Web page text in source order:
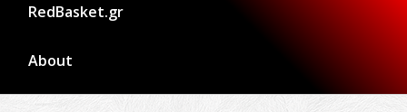
RedBasket.gr
About